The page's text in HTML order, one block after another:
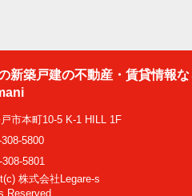
新築戸建の不動産・賃貸情報な
市本町10-5 K-1 HILL 1F
5800
308-5801
株式会社Legare-s
Reserved.